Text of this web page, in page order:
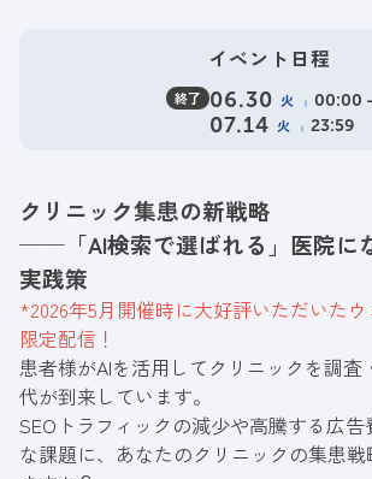
イベント日程
終了 06.30 火 00:00 -
07.14 火 23:59
クリニック集患の新戦略
──「AI検索で選ばれる」医院に
実践策
*2026年5月開催時に大好評いただいた
限定配信！
患者様がAIを活用してクリニックを調査
代が到来しています。
SEOトラフィックの減少や高騰する広
な課題に、あなたのクリニックの集患